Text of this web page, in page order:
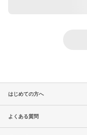
はじめての方へ
よくある質問